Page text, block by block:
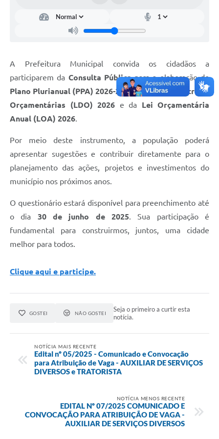
Guia Rápido
Galeria de Vídeos
A Prefeitura Municipal convida os cidadãos a
participarem da Consulta Públicapara a elaboração do
Plano Plurianual (PPA) 2026-2029, daLei de Diretrizes
Orçamentárias (LDO) 2026 e da Lei Orçamentária
Anual (LOA) 2026.
Por meio deste instrumento, a população poderá
apresentar sugestões e contribuir diretamente para o
planejamento das ações, projetos e investimentos do
município nos próximos anos.
O questionário estará disponível para preenchimento até
o dia 30 de junho de 2025. Sua participação é
fundamental para construirmos, juntos, uma cidade
melhor para todos.
Clique aqui e participe.
GOSTEI NÃO GOSTEI
Seja o primeiro a curtir esta
notícia.
NOTÍCIA MAIS RECENTE
Edital nº 05/2025 - Comunicado e Convocação
para Atribuição de Vaga - AUXILIAR DE SERVIÇOS
DIVERSOS e TRATORISTA
NOTÍCIA MENOS RECENTE
EDITAL Nº 07/2025 COMUNICADO E
CONVOCAÇÃO PARA ATRIBUIÇÃO DE VAGA -
AUXILIAR DE SERVIÇOS DIVERSOS